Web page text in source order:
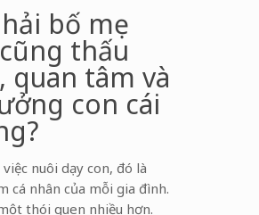
bố mẹ
thấu
quan tâm và
con cái
nuôi dạy con, đó là
cá nhân của mỗi gia đình.
thói quen nhiều hơn.